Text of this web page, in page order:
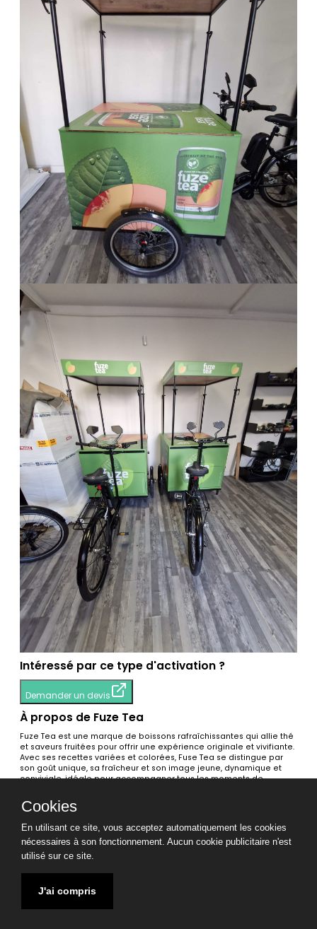
Intéressé par ce type d'activation ?
Demander un devis
À propos de Fuze Tea
Fuze Tea est une marque de boissons rafraîchissantes qui allie thé
et saveurs fruitées pour offrir une expérience originale et vivifiante.
Avec ses recettes variées et colorées, Fuse Tea se distingue par
son goût unique, sa fraîcheur et son image jeune, dynamique et
conviviale, idéale pour accompagner tous les moments de
Voir toutes les activations
Tags
Sampling / Produits🧪
Mentions légales
Cookies
En utilisant ce site, vous acceptez automatiquement les cookies
nécessaires à son fonctionnement. Aucun cookie publicitaire n'est
utilisé sur ce site.
J'ai compris